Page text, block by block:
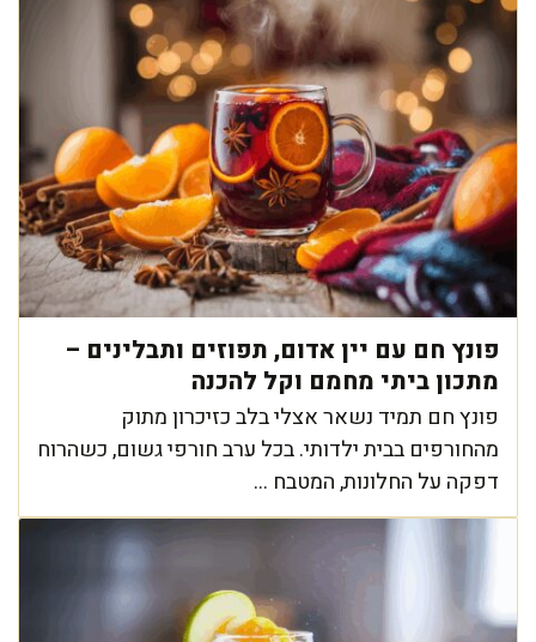
פונץ חם עם יין אדום, תפוזים ותבלינים –
מתכון ביתי מחמם וקל להכנה
פונץ חם תמיד נשאר אצלי בלב כזיכרון מתוק
מהחורפים בבית ילדותי. בכל ערב חורפי גשום, כשהרוח
דפקה על החלונות, המטבח ...